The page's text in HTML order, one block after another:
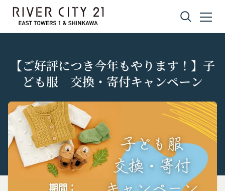
【ご好評につき今年もやります！】子
ども服 交換・寄付キャンペーン